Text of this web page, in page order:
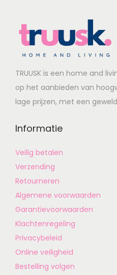
TRUUSK is een home and
op het aanbieden van
lage prijzen, met een
Informatie
Veilig betalen
Verzending
Retourneren
Algemene voorwaarden
Garantievoorwaarden
Klachtenregeling
Privacybeleid
Online veiligheid
Bestelling volgen